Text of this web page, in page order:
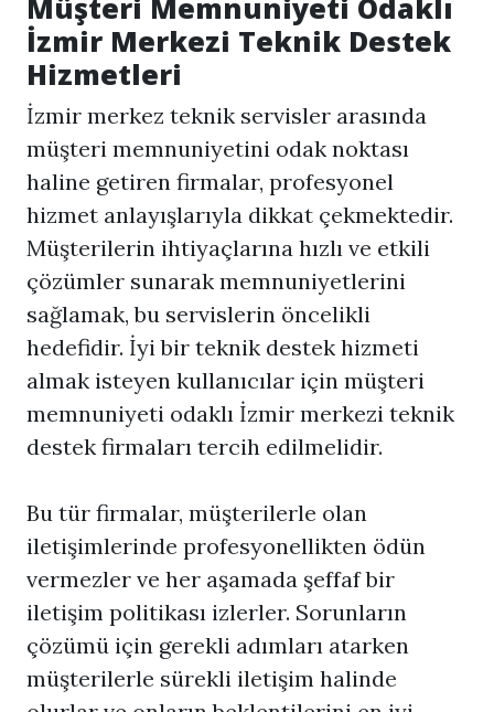
Müşteri Memnuniyeti Odaklı
İzmir Merkezi Teknik Destek
Hizmetleri
İzmir merkez teknik servisler arasında
müşteri memnuniyetini odak noktası
haline getiren firmalar, profesyonel
hizmet anlayışlarıyla dikkat çekmektedir.
Müşterilerin ihtiyaçlarına hızlı ve etkili
çözümler sunarak memnuniyetlerini
sağlamak, bu servislerin öncelikli
hedefidir. İyi bir teknik destek hizmeti
almak isteyen kullanıcılar için müşteri
memnuniyeti odaklı İzmir merkezi teknik
destek firmaları tercih edilmelidir.
Bu tür firmalar, müşterilerle olan
iletişimlerinde profesyonellikten ödün
vermezler ve her aşamada şeffaf bir
iletişim politikası izlerler. Sorunların
çözümü için gerekli adımları atarken
müşterilerle sürekli iletişim halinde